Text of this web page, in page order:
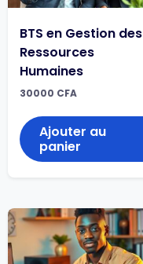
BTS en Gestion des
Ressources
Humaines
30000 CFA
Ajouter au
panier